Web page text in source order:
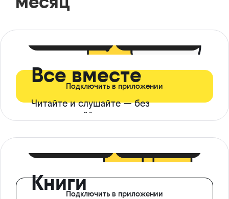
Все вместе
Читайте и слушайте — без
ограничений*
Подключить в приложении
КнигиПодключить в приложении